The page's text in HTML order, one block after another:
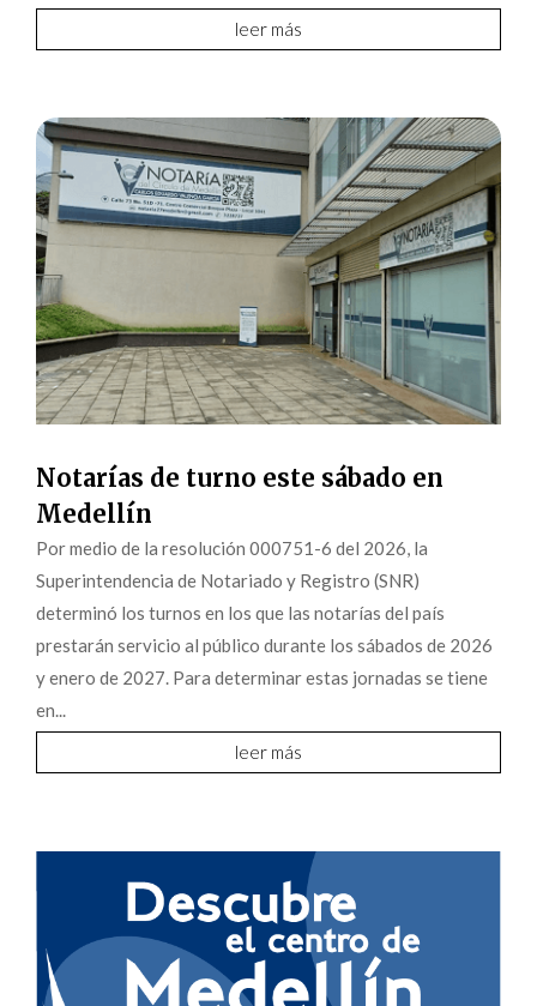
leer más
Notarías de turno este sábado en
Medellín
Por medio de la resolución 000751-6 del 2026, la
Superintendencia de Notariado y Registro (SNR)
determinó los turnos en los que las notarías del país
prestarán servicio al público durante los sábados de 2026
y enero de 2027. Para determinar estas jornadas se tiene
en...
leer más